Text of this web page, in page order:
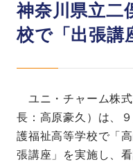
神奈川県立二
校で「出張講
ユニ・チャーム株
長：高原豪久）は、
護福祉高等学校で「
張講座」を実施し、